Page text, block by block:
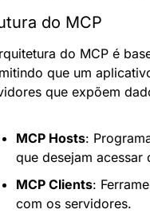
do MCP
do MCP é
que um
que expõem
MCP Hosts:
que desejam acessar
MCP Clients:
com os servidores.